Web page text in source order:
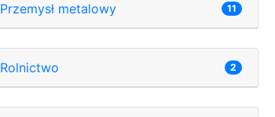
Przemysł metalowy 11
Rolnictwo 2